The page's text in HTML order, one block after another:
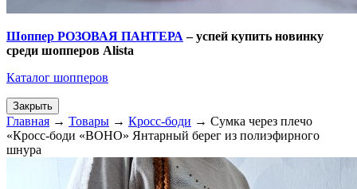
Шоппер РОЗОВАЯ ПАНТЕРА – успей купить новинку
среди шопперов Alista
Каталог шопперов
Закрыть
Главная → Товары → Кросс-боди → Сумка через плечо
«Кросс-боди «BOHO» Янтарный берег из полиэфирного
шнура